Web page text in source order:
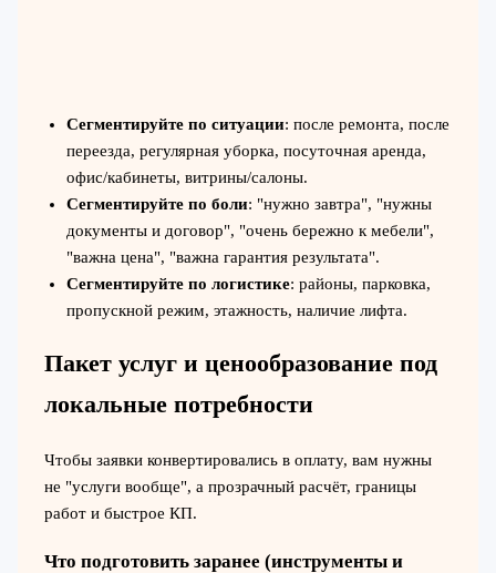
Сегментируйте по ситуации: после ремонта, после
переезда, регулярная уборка, посуточная аренда,
офис/кабинеты, витрины/салоны.
Сегментируйте по боли: "нужно завтра", "нужны
документы и договор", "очень бережно к мебели",
"важна цена", "важна гарантия результата".
Сегментируйте по логистике: районы, парковка,
пропускной режим, этажность, наличие лифта.
Пакет услуг и ценообразование под
локальные потребности
Чтобы заявки конвертировались в оплату, вам нужны
не "услуги вообще", а прозрачный расчёт, границы
работ и быстрое КП.
Что подготовить заранее (инструменты и